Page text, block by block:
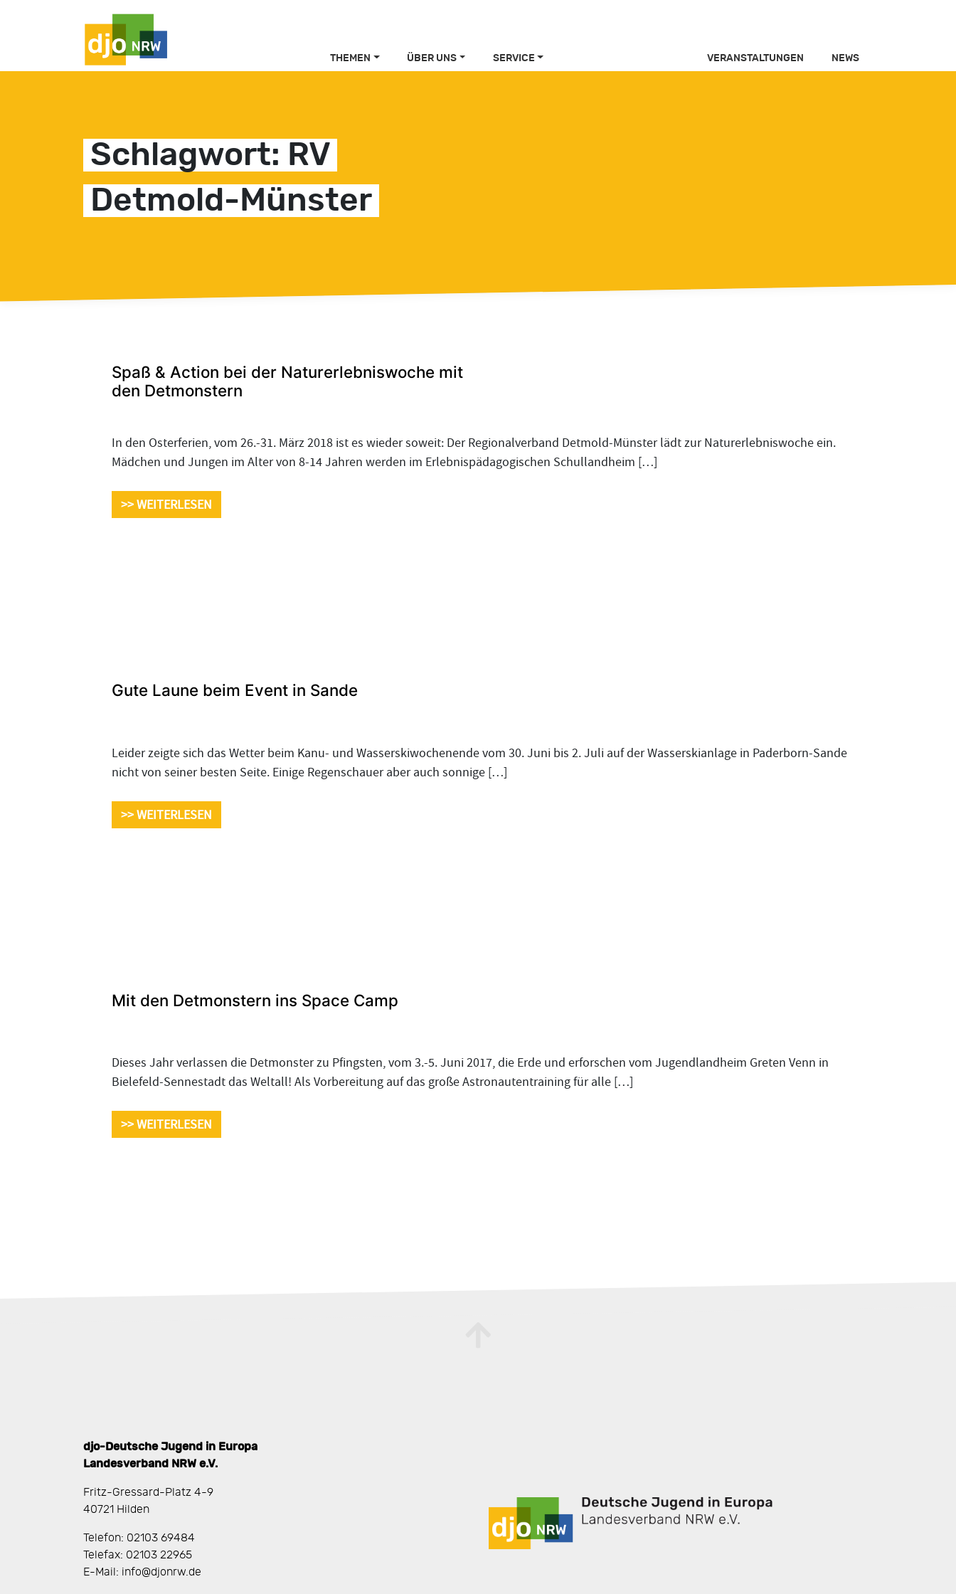
THEMEN ÜBER UNS SERVICE VERANSTALTUNGEN NEWS
Schlagwort: RV
Detmold-Münster
Spaß & Action bei der Naturerlebniswoche mit
den Detmonstern
In den Osterferien, vom 26.-31. März 2018 ist es wieder soweit: Der Regionalverband Detmold-Münster lädt zur Naturerlebniswoche ein.
Mädchen und Jungen im Alter von 8-14 Jahren werden im Erlebnispädagogischen Schullandheim […]
>> WEITERLESEN
Gute Laune beim Event in Sande
Leider zeigte sich das Wetter beim Kanu- und Wasserskiwochenende vom 30. Juni bis 2. Juli auf der Wasserskianlage in Paderborn-Sande
nicht von seiner besten Seite. Einige Regenschauer aber auch sonnige […]
>> WEITERLESEN
Mit den Detmonstern ins Space Camp
Dieses Jahr verlassen die Detmonster zu Pfingsten, vom 3.-5. Juni 2017, die Erde und erforschen vom Jugendlandheim Greten Venn in
Bielefeld-Sennestadt das Weltall! Als Vorbereitung auf das große Astronautentraining für alle […]
>> WEITERLESEN
djo-Deutsche Jugend in Europa
Landesverband NRW e.V.
Fritz-Gressard-Platz 4-9
40721 Hilden
Telefon: 02103 69484
Telefax: 02103 22965
E-Mail: info@djonrw.de